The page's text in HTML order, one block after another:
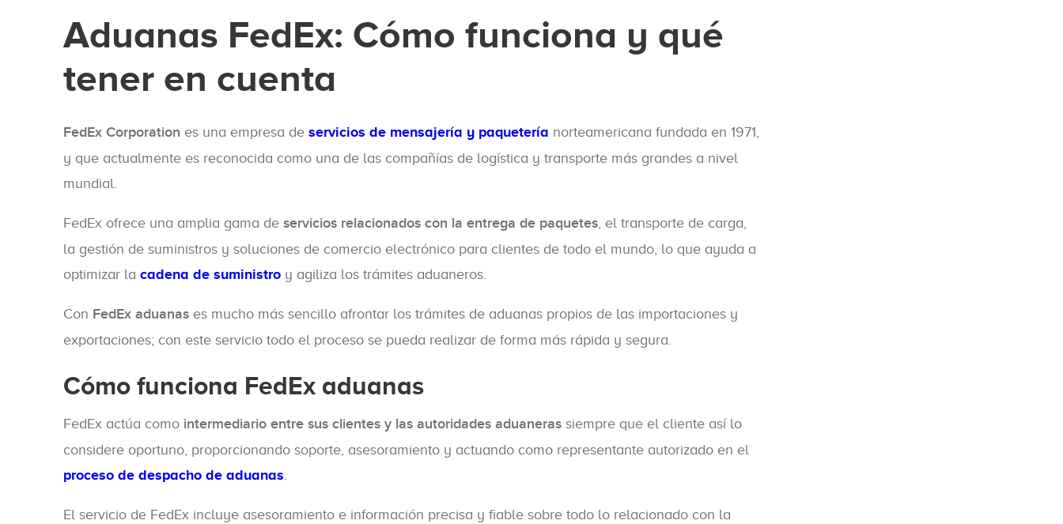
Aduanas FedEx: Cómo funciona y qué
tener en cuenta
FedEx Corporation es una empresa de servicios de mensajería y paquetería norteamericana fundada en 1971,
y que actualmente es reconocida como una de las compañías de logística y transporte más grandes a nivel
mundial.
FedEx ofrece una amplia gama de servicios relacionados con la entrega de paquetes, el transporte de carga,
la gestión de suministros y soluciones de comercio electrónico para clientes de todo el mundo, lo que ayuda a
optimizar la cadena de suministro y agiliza los trámites aduaneros.
Con FedEx aduanas es mucho más sencillo afrontar los trámites de aduanas propios de las importaciones y
exportaciones; con este servicio todo el proceso se pueda realizar de forma más rápida y segura.
Cómo funciona FedEx aduanas
FedEx actúa como intermediario entre sus clientes y las autoridades aduaneras siempre que el cliente así lo
considere oportuno, proporcionando soporte, asesoramiento y actuando como representante autorizado en el
proceso de despacho de aduanas.
El servicio de FedEx incluye asesoramiento e información precisa y fiable sobre todo lo relacionado con la